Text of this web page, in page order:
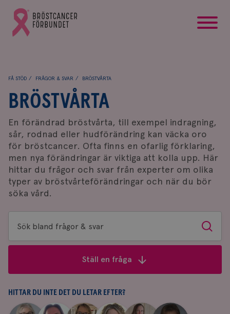
Gå
till
Bröstcancerförbundets
FÅ STÖD FRÅGOR & SVAR BRÖSTVÅRTA
BRÖSTVÅRTA
En förändrad bröstvårta, till exempel indragning,
sår, rodnad eller hudförändring kan väcka oro
för bröstcancer. Ofta finns en ofarlig förklaring,
men nya förändringar är viktiga att kolla upp. Här
hittar du frågor och svar från experter om olika
typer av bröstvårteförändringar och när du bör
söka vård.
Sök
bland
&
svar
Sök
Ställ en fråga
HITTAR DU INTE DET DU LETAR EFTER?
|
|
|
|